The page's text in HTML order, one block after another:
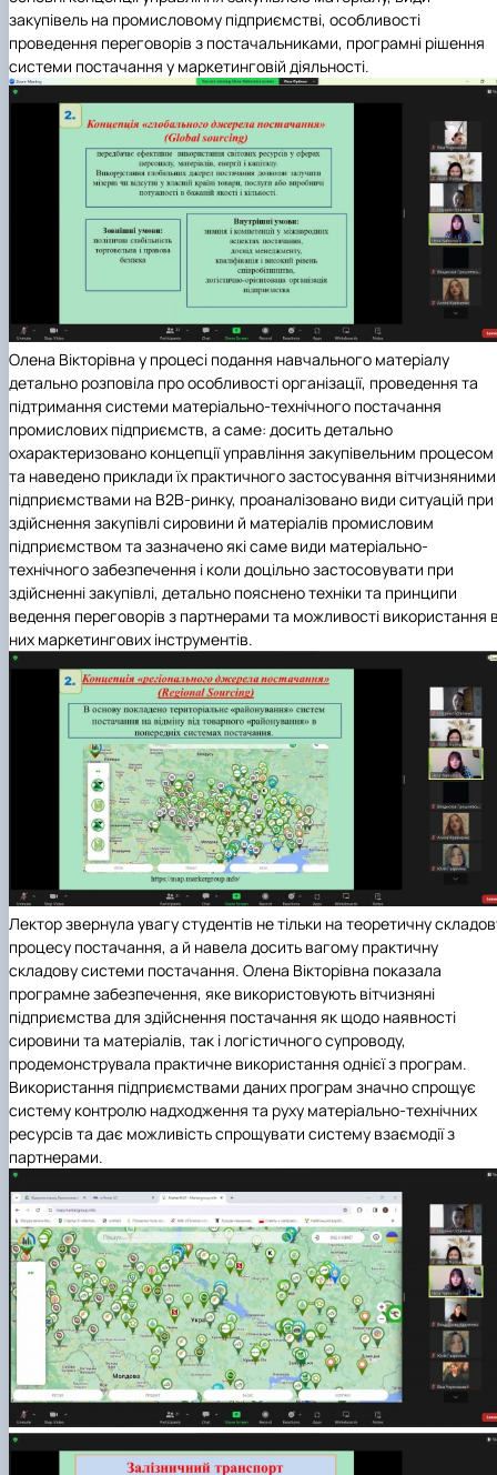
закупівель на промисловому підприємстві, особливості
проведення переговорів з постачальниками, програмні рішення
системи постачання у маркетинговій діяльності.
Олена Вікторівна у процесі подання навчального матеріалу
детально розповіла про особливості організації, проведення та
підтримання системи матеріально-технічного постачання
промислових підприємств, а саме: досить детально
охарактеризовано концепції управління закупівельним процесом
та наведено приклади їх практичного застосування вітчизняними
підприємствами на В2В-ринку, проаналізовано види ситуацій при
здійснення закупівлі сировини й матеріалів промисловим
підприємством та зазначено які саме види матеріально-
технічного забезпечення і коли доцільно застосовувати при
здійсненні закупівлі, детально пояснено техніки та принципи
ведення переговорів з партнерами та можливості використання
них маркетингових інструментів.
Лектор звернула увагу студентів не тільки на теоретичну
процесу постачання, а й навела досить вагому практичну
складову системи постачання. Олена Вікторівна показала
програмне забезпечення, яке використовують вітчизняні
підприємства для здійснення постачання як щодо наявності
сировини та матеріалів, так і логістичного супроводу,
продемонструвала практичне використання однієї з програм.
Використання підприємствами даних програм значно спрощує
систему контролю надходження та руху матеріально-технічних
ресурсів та дає можливість спрощувати систему взаємодії з
партнерами.